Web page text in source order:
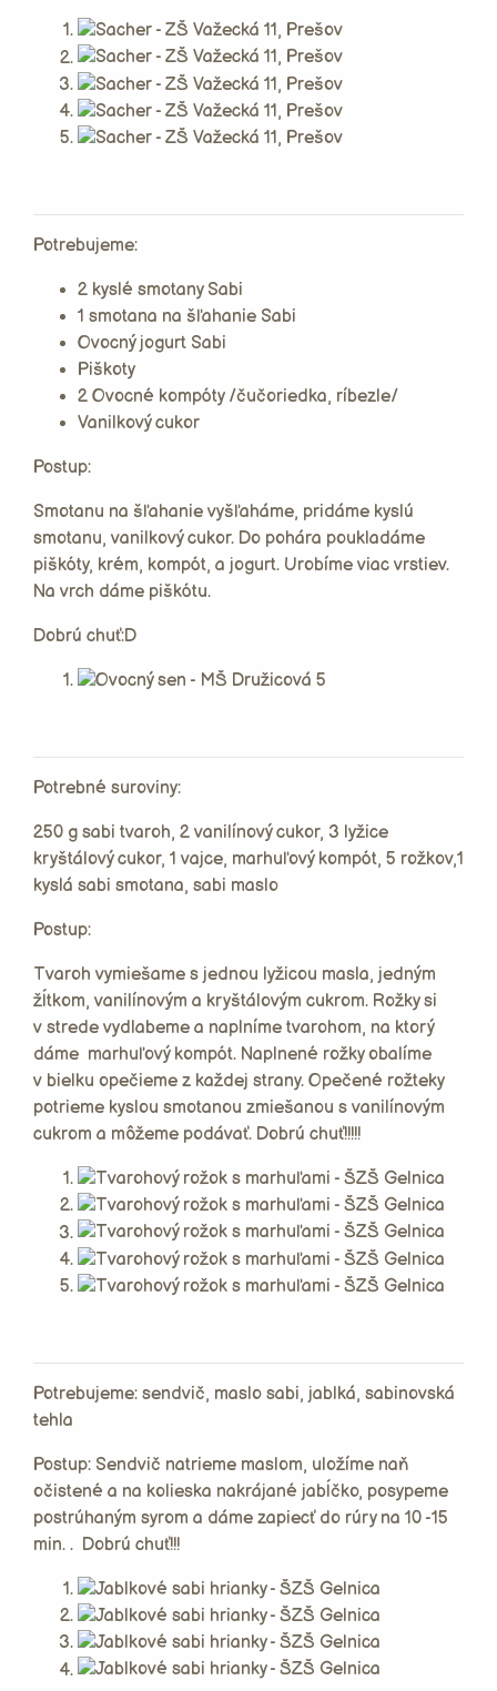
Potrebujeme:
2 kyslé smotany Sabi
1 smotana na šľahanie Sabi
Ovocný jogurt Sabi
Piškoty
2 Ovocné kompóty /čučoriedka, ríbezle/
Vanilkový cukor
Postup:
Smotanu na šľahanie vyšľaháme, pridáme kyslú
smotanu, vanilkový cukor. Do pohára poukladáme
piškóty, krém, kompót, a jogurt. Urobíme viac vrstiev.
Na vrch dáme piškótu.
Dobrú chuť:D
Potrebné suroviny:
250 g sabi tvaroh, 2 vanilínový cukor, 3 lyžice
kryštálový cukor, 1 vajce, marhuľový kompót, 5 rožkov,1
kyslá sabi smotana, sabi maslo
Postup:
Tvaroh vymiešame s jednou lyžicou masla, jedným
žĺtkom, vanilínovým a kryštálovým cukrom. Rožky si
v strede vydlabeme a naplníme tvarohom, na ktorý
dáme marhuľový kompót. Naplnené rožky obalíme
v bielku opečieme z každej strany. Opečené rožteky
potrieme kyslou smotanou zmiešanou s vanilínovým
cukrom a môžeme podávať. Dobrú chuť!!!!!
Potrebujeme: sendvič, maslo sabi, jablká, sabinovská
tehla
Postup: Sendvič natrieme maslom, uložíme naň
očistené a na kolieska nakrájané jabĺčko, posypeme
postrúhaným syrom a dáme zapiecť do rúry na 10 -15
min. . Dobrú chuť!!!